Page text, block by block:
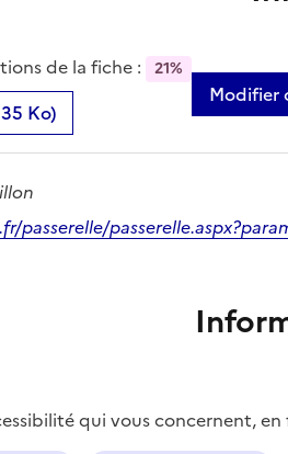
de la fiche : 21%
Ko)
Modifier
passerelle/
qui vous concernent,